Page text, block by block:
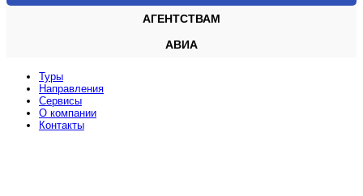
АГЕНТСТВАМ
АВИА
Туры
Направления
Сервисы
O компании
Контакты